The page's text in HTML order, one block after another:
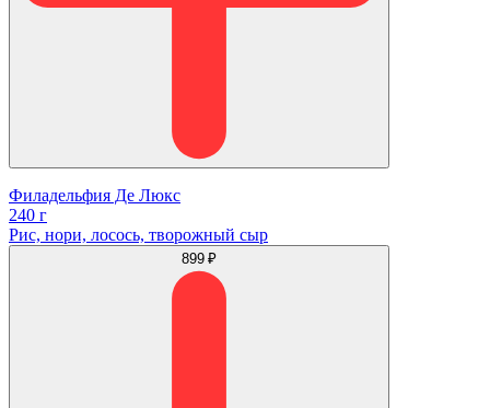
Филадельфия Де Люкс
240 г
Рис, нори, лосось, творожный сыр
899 ₽